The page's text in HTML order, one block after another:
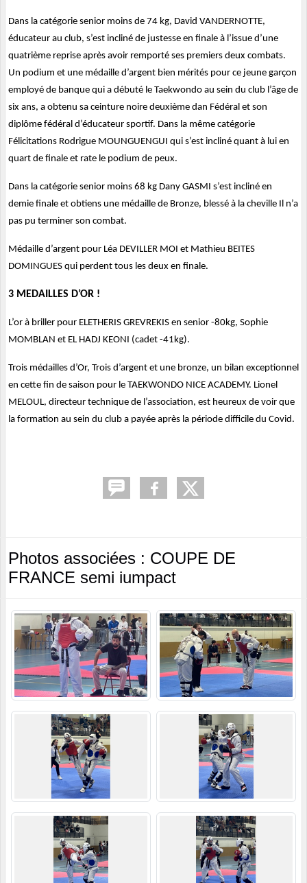
Dans la catégorie senior moins de 74 kg, David VANDERNOTTE,
éducateur au club, s’est incliné de justesse en finale à l’issue d’une
quatrième reprise après avoir remporté ses premiers deux combats.
Un podium et une médaille d’argent bien mérités pour ce jeune garçon
employé de banque qui a débuté le Taekwondo au sein du club l’âge de
six ans, a obtenu sa ceinture noire deuxième dan Fédéral et son
diplôme fédéral d’éducateur sportif. Dans la même catégorie
Félicitations Rodrigue MOUNGUENGUI qui s’est incliné quant à lui en
quart de finale et rate le podium de peux.
Dans la catégorie senior moins 68 kg Dany GASMI s’est incliné en
demie finale et obtiens une médaille de Bronze, blessé à la cheville Il n’a
pas pu terminer son combat.
Médaille d’argent pour Léa DEVILLER MOI et Mathieu BEITES
DOMINGUES qui perdent tous les deux en finale.
3 MEDAILLES D’OR !
L’or à briller pour ELETHERIS GREVREKIS en senior -80kg, Sophie
MOMBLAN et EL HADJ KEONI (cadet -41kg).
Trois médailles d’Or, Trois d’argent et une bronze, un bilan exceptionnel
en cette fin de saison pour le TAEKWONDO NICE ACADEMY. Lionel
MELOUL, directeur technique de l’association, est heureux de voir que
la formation au sein du club a payée après la période difficile du Covid.
Photos associées : COUPE DE
FRANCE semi iumpact